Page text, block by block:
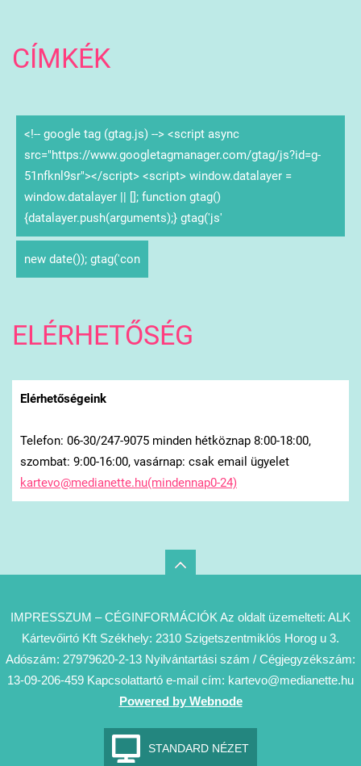
CÍMKÉK
<!-- google tag (gtag.js) --> <script async
src="https://www.googletagmanager.com/gtag/js?id=g-
51nfknl9sr"></script> <script> window.datalayer =
window.datalayer || []; function gtag()
{datalayer.push(arguments);} gtag('js'
new date()); gtag('con
ELÉRHETŐSÉG
Elérhetőségeink
Telefon: 06-30/247-9075 minden hétköznap 8:00-18:00,
szombat: 9:00-16:00, vasárnap: csak email ügyelet
kartevo@medianette.hu(mindennap0-24)
IMPRESSZUM – CÉGINFORMÁCIÓK Az oldalt üzemelteti: ALK
Kártevőirtó Kft Székhely: 2310 Szigetszentmiklós Horog u 3.
Adószám: 27979620-2-13 Nyilvántartási szám / Cégjegyzékszám:
13-09-206-459 Kapcsolattartó e-mail cím: kartevo@medianette.hu
Powered by Webnode
STANDARD NÉZET